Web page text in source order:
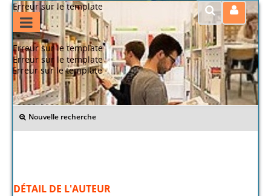
Erreur sur le template
Erreur sur le template
Erreur sur le template
Erreur sur le template
>> Retour
Nouvelle recherche
DÉTAIL DE L'AUTEUR